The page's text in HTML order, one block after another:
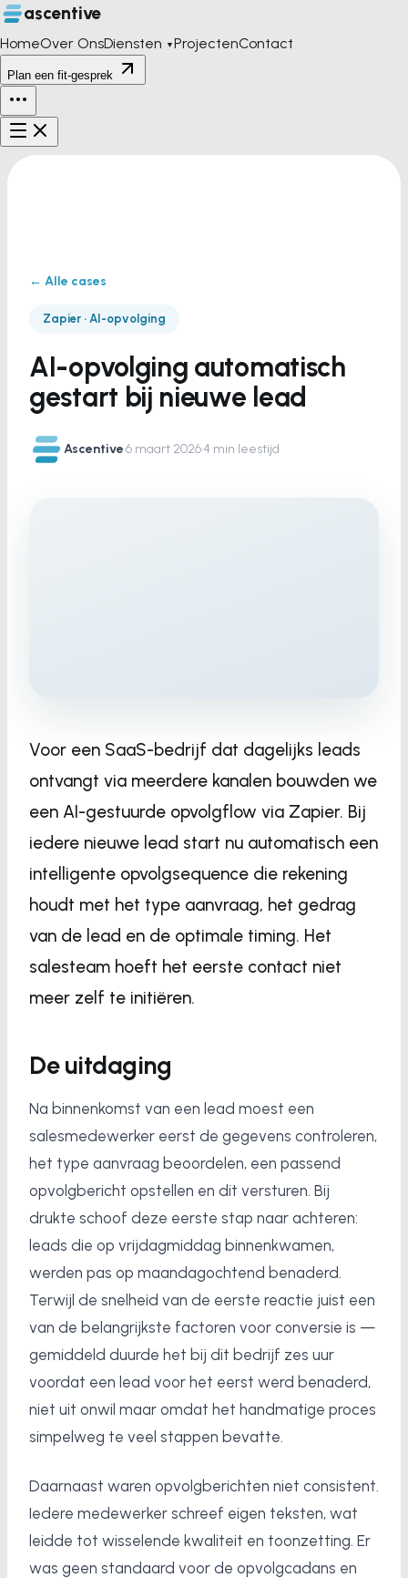
ascentive
HomeOver OnsDiensten ▼ProjectenContact
Plan een fit-gesprek
← Alle cases
Zapier · AI-opvolging
AI-opvolging automatisch
gestart bij nieuwe lead
Ascentive·6 maart 2026·4 min leestijd
Voor een SaaS-bedrijf dat dagelijks leads
ontvangt via meerdere kanalen bouwden we
een AI-gestuurde opvolgflow via Zapier. Bij
iedere nieuwe lead start nu automatisch een
intelligente opvolgsequence die rekening
houdt met het type aanvraag, het gedrag
van de lead en de optimale timing. Het
salesteam hoeft het eerste contact niet
meer zelf te initiëren.
De uitdaging
Na binnenkomst van een lead moest een
salesmedewerker eerst de gegevens controleren,
het type aanvraag beoordelen, een passend
opvolgbericht opstellen en dit versturen. Bij
drukte schoof deze eerste stap naar achteren:
leads die op vrijdagmiddag binnenkwamen,
werden pas op maandagochtend benaderd.
Terwijl de snelheid van de eerste reactie juist een
van de belangrijkste factoren voor conversie is —
gemiddeld duurde het bij dit bedrijf zes uur
voordat een lead voor het eerst werd benaderd,
niet uit onwil maar omdat het handmatige proces
simpelweg te veel stappen bevatte.
Daarnaast waren opvolgberichten niet consistent.
Iedere medewerker schreef eigen teksten, wat
leidde tot wisselende kwaliteit en toonzetting. Er
was geen standaard voor de opvolgcadans en